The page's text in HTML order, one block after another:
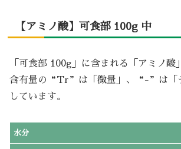
【アミノ酸】可食部 100g 中
「可食部 100g」に含まれる「アミノ酸
含有量の“Tr”は「微量」、“-”は「
しています。
水分